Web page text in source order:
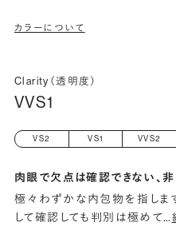
カラーについて
Clarity（透明度）
VVS1
VS2 VS1 VVS2
肉眼で欠点は確認できない、
極々わずかな内包物を指しま
して確認しても判別は極めて…